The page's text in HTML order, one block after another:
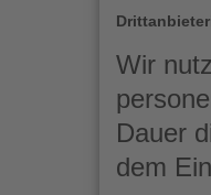
Wir
Dauer
dem